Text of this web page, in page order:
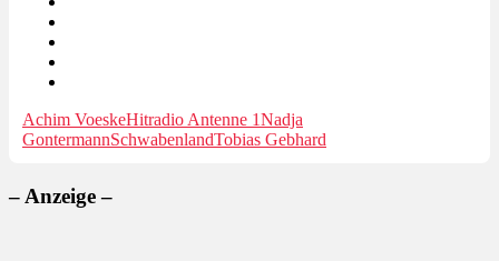
Achim VoeskeHitradio Antenne 1Nadja
GontermannSchwabenlandTobias Gebhard
– Anzeige –